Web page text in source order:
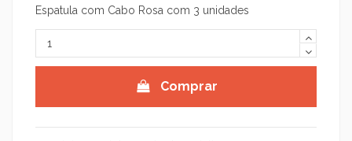
Espatula com Cabo Rosa com 3 unidades
Comprar